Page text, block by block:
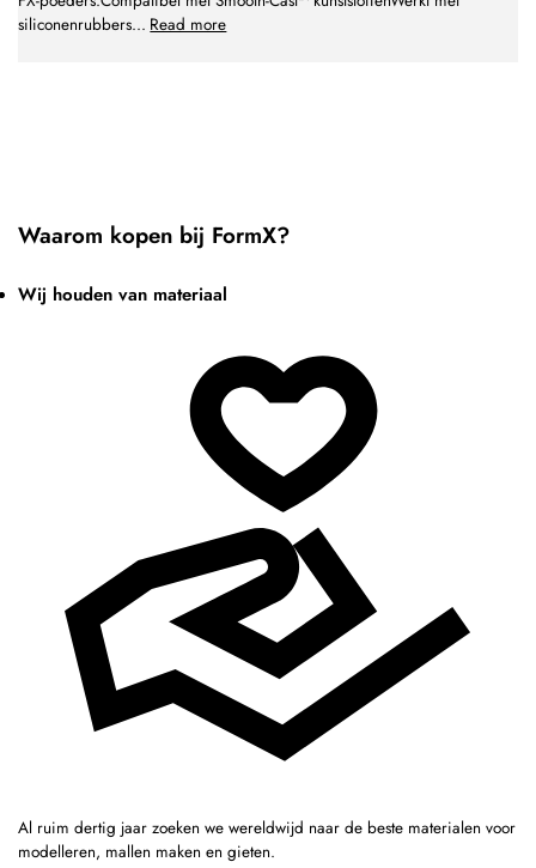
siliconenrubbers... Read more
Waarom kopen bij FormX?
Wij houden van materiaal
Al ruim dertig jaar zoeken we wereldwijd naar de beste materialen voor
modelleren, mallen maken en gieten.